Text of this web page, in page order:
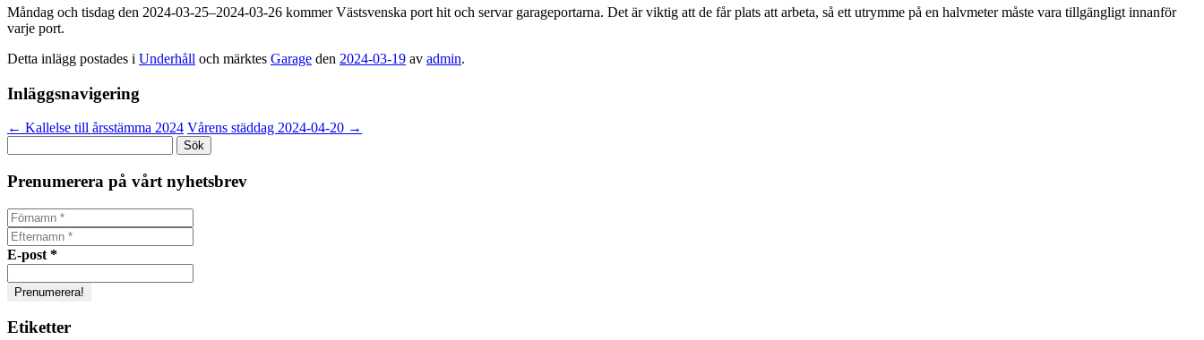
Måndag och tisdag den 2024-03-25–2024-03-26 kommer Västsvenska port hit och servar garageportarna. Det är viktig att de får plats att arbeta, så ett utrymme på en halvmeter måste vara tillgängligt innanför
varje port.
Detta inlägg postades i Underhåll och märktes Garage den 2024-03-19 av admin.
Inläggsnavigering
← Kallelse till årsstämma 2024 Vårens städdag 2024-04-20 →
efter:
Prenumerera på vårt nyhetsbrev
E-post *
Etiketter